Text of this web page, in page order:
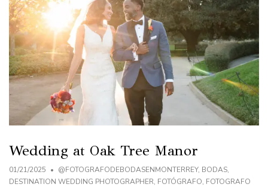
Wedding at Oak Tree Manor
01/21/2025 @FOTOGRAFODEBODASENMONTERREY, BODAS,
DESTINATION WEDDING PHOTOGRAPHER, FOTÓGRAFO, FOTOGRAFO